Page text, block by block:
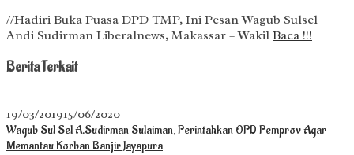
//Hadiri Buka Puasa DPD TMP, Ini Pesan Wagub Sulsel
Andi Sudirman Liberalnews, Makassar – Wakil Baca !!!
Berita Terkait
19/03/201915/06/2020
Wagub Sul Sel A.Sudirman Sulaiman, Perintahkan OPD Pemprov Agar
Memantau Korban Banjir Jayapura